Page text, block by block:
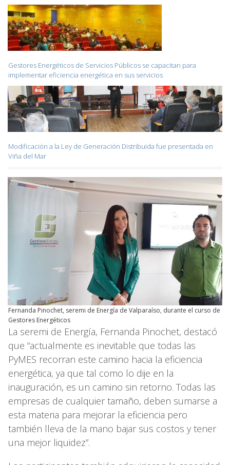
Gestores Energéticos de Servicios Públicos se capacitan para
implementar eficiencia energética en sus servicios
Modificación a la Ley de Generación Distribuida fue presentada en
Viña del Mar
Fernanda Pinochet, seremi de Energía de Valparaíso, durante el curso de
Gestores Energéticos
La seremi de Energía, Fernanda Pinochet, destacó
que “actualmente es inevitable que todas las
PyMES recorran este camino hacia la eficiencia
energética, ya que tal como lo dije en la
inauguración, es un camino sin retorno. Todas las
empresas de cualquier tamaño, deben sumarse a
esta materia para mejorar la eficiencia pero
también lleva de la mano bajar sus costos y tener
una mejor liquidez”.